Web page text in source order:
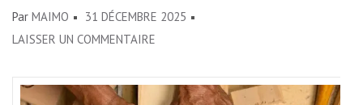
Par MAIMO
31 DÉCEMBRE 2025
LAISSER UN COMMENTAIRE
D’EXCEPTION